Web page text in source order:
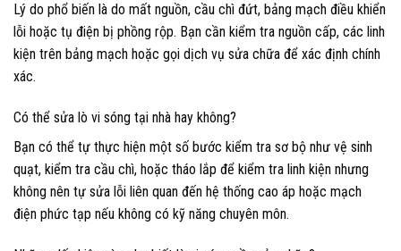
Lý do phổ biến là do mất nguồn, cầu chì đứt, bảng mạch điều khiển
lỗi hoặc tụ điện bị phồng rộp. Bạn cần kiểm tra nguồn cấp, các linh
kiện trên bảng mạch hoặc gọi dịch vụ sửa chữa để xác định chính
xác.
Có thể sửa lò vi sóng tại nhà hay không?
Bạn có thể tự thực hiện một số bước kiểm tra sơ bộ như vệ sinh
quạt, kiểm tra cầu chì, hoặc tháo lắp để kiểm tra linh kiện nhưng
không nên tự sửa lỗi liên quan đến hệ thống cao áp hoặc mạch
điện phức tạp nếu không có kỹ năng chuyên môn.